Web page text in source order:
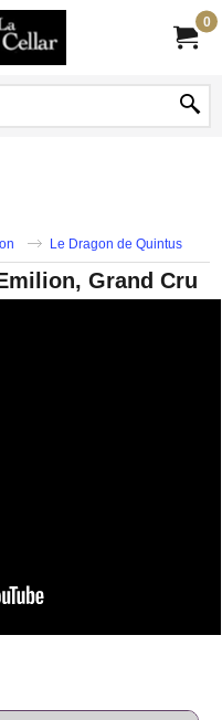
0
Le Dragon de Quintus
Grand Cru